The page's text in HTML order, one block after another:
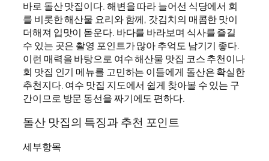
바로 돌산 맛집이다. 해변을 따라 늘어선 식당에서 회
를 비롯한 해산물 요리와 함께, 갓김치의 매콤한 맛이
더해져 입맛이 돋운다. 바다를 바라보며 식사를 즐길
수 있는 곳은 촬영 포인트가 많아 추억도 남기기 좋다.
이런 매력을 바탕으로 여수 해산물 맛집 코스 추천이나
회 맛집 인기 메뉴를 고민하는 이들에게 돌산은 확실한
추천지다. 여수 맛집 지도에서 쉽게 찾아볼 수 있는 구
간이므로 방문 동선을 짜기에도 편하다.
돌산 맛집의 특징과 추천 포인트
세부항목